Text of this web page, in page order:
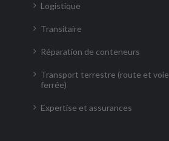
Logistique
Transitaire
Réparation de conteneurs
Transport terrestre (route et voie
ferrée)
Expertise et assurances